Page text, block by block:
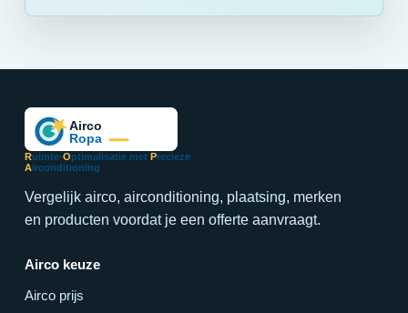
Ruimte-Optimalisatie met Precieze
Airconditioning
Vergelijk airco, airconditioning, plaatsing, merken
en producten voordat je een offerte aanvraagt.
Airco keuze
Airco prijs